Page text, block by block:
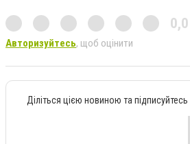
0,0
Авторизуйтесь, щоб оцінити
Діліться цією новиною та